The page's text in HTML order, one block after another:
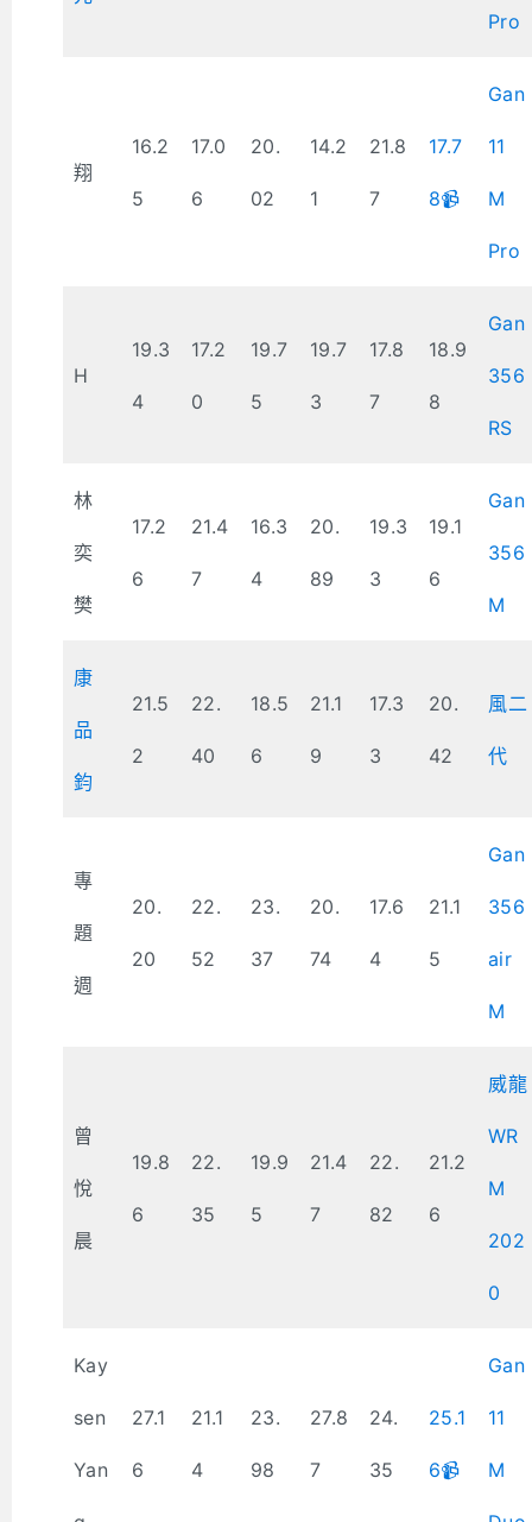
Pro
翔
16.2
5
17.0
6
20.
02
14.2
1
21.8
7
17.7
8📹
Gan
11
M
Pro
H
19.3
4
17.2
0
19.7
5
19.7
3
17.8
7
18.9
8
Gan
356
RS
林
奕
樊
17.2
6
21.4
7
16.3
4
20.
89
19.3
3
19.1
6
Gan
356
M
康
品
鈞
21.5
2
22.
40
18.5
6
21.1
9
17.3
3
20.
42
風二
代
專
題
週
20.
20
22.
52
23.
37
20.
74
17.6
4
21.1
5
Gan
356
air
M
曾
悅
晨
19.8
6
22.
35
19.9
5
21.4
7
22.
82
21.2
6
威龍
WR
M
202
0
Kay
sen
Yan
27.1
6
21.1
4
23.
98
27.8
7
24.
35
25.1
6📹
Gan
11
M